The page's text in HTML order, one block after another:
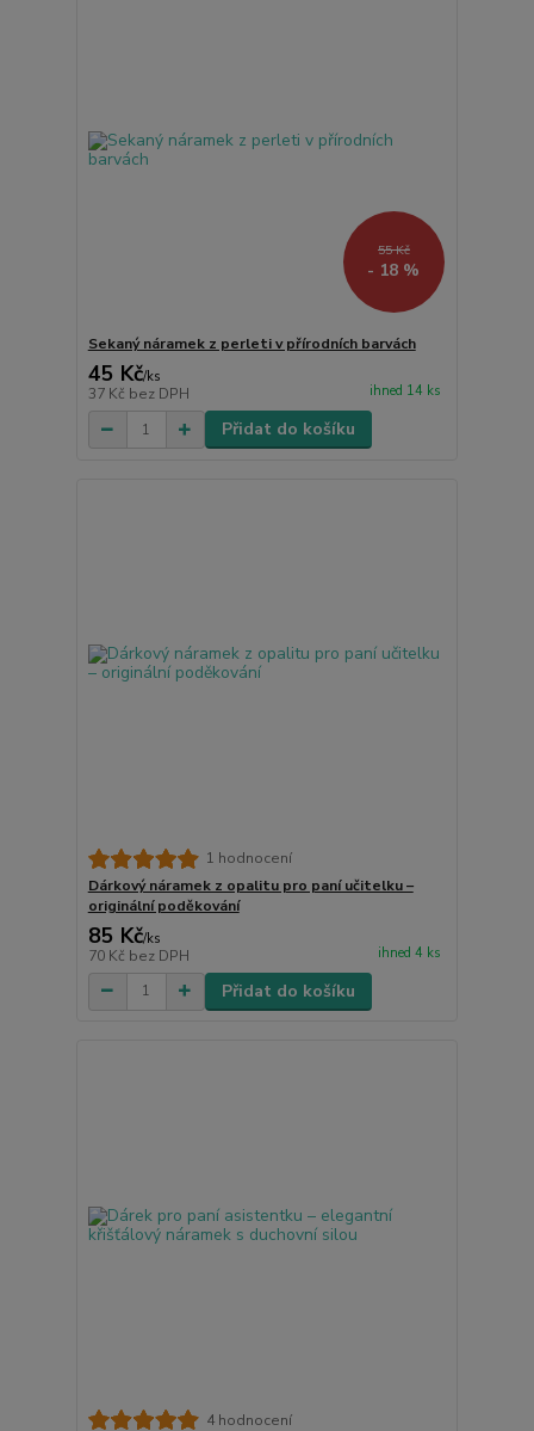
55 Kč
- 18 %
Sekaný náramek z perleti v přírodních barvách
45 Kč/ks
37 Kč bez DPH ihned 14 ks
Přidat do košíku
1 hodnocení
Dárkový náramek z opalitu pro paní učitelku –
originální poděkování
85 Kč/ks
70 Kč bez DPH ihned 4 ks
Přidat do košíku
4 hodnocení